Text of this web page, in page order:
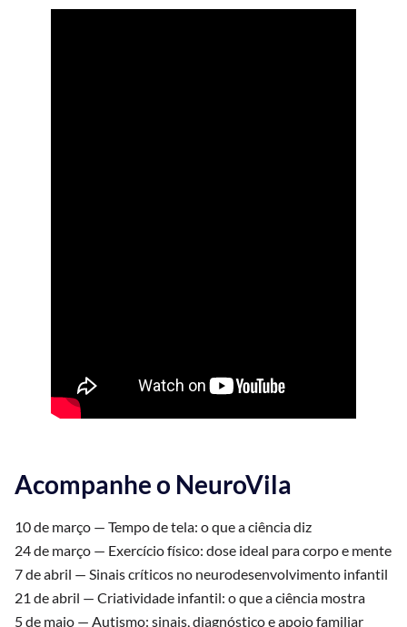
Acompanhe o NeuroVila
10 de março — Tempo de tela: o que a ciência diz
24 de março — Exercício físico: dose ideal para corpo e mente
7 de abril — Sinais críticos no neurodesenvolvimento infantil
21 de abril — Criatividade infantil: o que a ciência mostra
5 de maio — Autismo: sinais, diagnóstico e apoio familiar